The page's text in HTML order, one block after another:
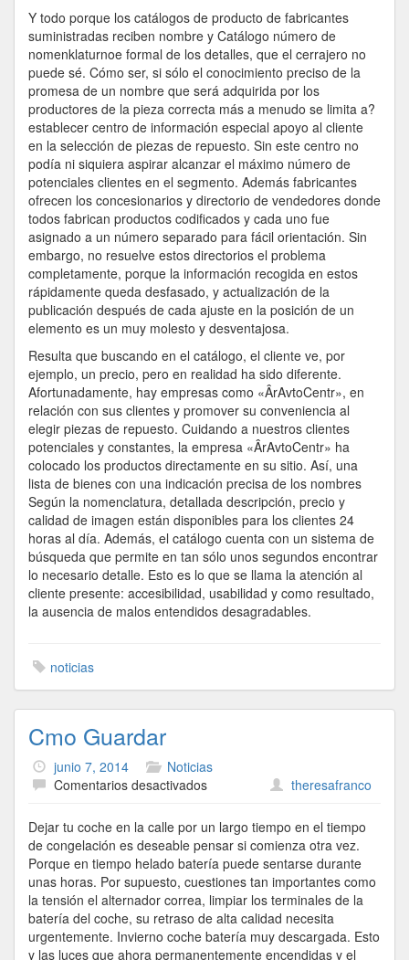
Y todo porque los catálogos de producto de fabricantes
suministradas reciben nombre y Catálogo número de
nomenklaturnoe formal de los detalles, que el cerrajero no
puede sé. Cómo ser, si sólo el conocimiento preciso de la
promesa de un nombre que será adquirida por los
productores de la pieza correcta más a menudo se limita a?
establecer centro de información especial apoyo al cliente
en la selección de piezas de repuesto. Sin este centro no
podía ni siquiera aspirar alcanzar el máximo número de
potenciales clientes en el segmento. Además fabricantes
ofrecen los concesionarios y directorio de vendedores donde
todos fabrican productos codificados y cada uno fue
asignado a un número separado para fácil orientación. Sin
embargo, no resuelve estos directorios el problema
completamente, porque la información recogida en estos
rápidamente queda desfasado, y actualización de la
publicación después de cada ajuste en la posición de un
elemento es un muy molesto y desventajosa.
Resulta que buscando en el catálogo, el cliente ve, por
ejemplo, un precio, pero en realidad ha sido diferente.
Afortunadamente, hay empresas como «ÂrAvtoCentr», en
relación con sus clientes y promover su conveniencia al
elegir piezas de repuesto. Cuidando a nuestros clientes
potenciales y constantes, la empresa «ÂrAvtoCentr» ha
colocado los productos directamente en su sitio. Así, una
lista de bienes con una indicación precisa de los nombres
Según la nomenclatura, detallada descripción, precio y
calidad de imagen están disponibles para los clientes 24
horas al día. Además, el catálogo cuenta con un sistema de
búsqueda que permite en tan sólo unos segundos encontrar
lo necesario detalle. Esto es lo que se llama la atención al
cliente presente: accesibilidad, usabilidad y como resultado,
la ausencia de malos entendidos desagradables.
noticias
Cmo Guardar
junio 7, 2014
Noticias
Comentarios desactivadosen
Guardar
theresafranco
Dejar tu coche en la calle por un largo tiempo en el tiempo
de congelación es deseable pensar si comienza otra vez.
Porque en tiempo helado batería puede sentarse durante
unas horas. Por supuesto, cuestiones tan importantes como
la tensión el alternador correa, limpiar los terminales de la
batería del coche, su retraso de alta calidad necesita
urgentemente. Invierno coche batería muy descargada. Esto
y las luces que ahora permanentemente encendidas y el